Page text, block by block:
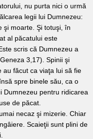
nu purta nici o urmă
legii lui Dumnezeu:
şi moarte. Şi totuşi, în
al păcatului este
scris că Dumnezeu a
3,17). Spinii şi
au făcut ca viaţa lui să fie
spre binele său, ca o
Dumnezeu pentru ridicarea
de păcat.
necaz şi mizerie. Chiar
Scaieţii sunt plini de